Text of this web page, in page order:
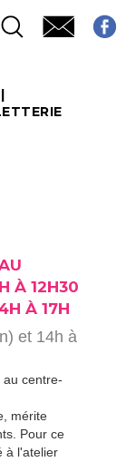
À 12H30
À 17H
et 14h à
centre-
mérite
Pour ce
à l'atelier